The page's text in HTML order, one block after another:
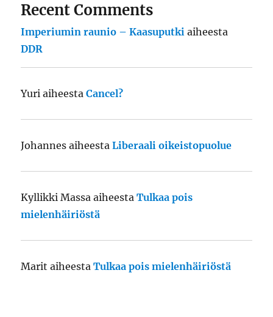
Recent Comments
Imperiumin raunio – Kaasuputki aiheesta
DDR
Yuri aiheestaCancel?
Johannes aiheestaLiberaali oikeistopuolue
Kyllikki Massa aiheestaTulkaa pois
mielenhäiriöstä
Marit aiheestaTulkaa pois mielenhäiriöstä